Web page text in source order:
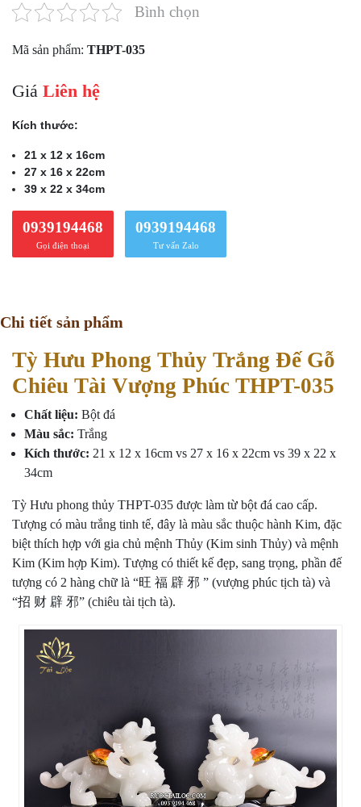
Bình chọn
Mã sản phẩm: THPT-035
Giá Liên hệ
Kích thước:
21 x 12 x 16cm
27 x 16 x 22cm
39 x 22 x 34cm
0939194468
Gọi điện thoại
0939194468
Tư vấn Zalo
Chi tiết sản phẩm
Tỳ Hưu Phong Thủy Trắng Đế Gỗ
Chiêu Tài Vượng Phúc THPT-035
Chất liệu: Bột đá
Màu sắc: Trắng
Kích thước: 21 x 12 x 16cm vs 27 x 16 x 22cm vs 39 x 22 x
34cm
Tỳ Hưu phong thủy THPT-035 được làm từ bột đá cao cấp.
Tượng có màu trắng tinh tế, đây là màu sắc thuộc hành Kim, đặc
biệt thích hợp với gia chủ mệnh Thủy (Kim sinh Thủy) và mệnh
Kim (Kim hợp Kim). Tượng có thiết kế đẹp, sang trọng, phần đế
tượng có 2 hàng chữ là “旺 福 辟 邪 ” (vượng phúc tịch tà) và
“招 财 辟 邪” (chiêu tài tịch tà).